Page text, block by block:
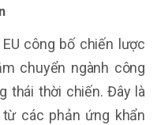
công bố chiến lược
chuyển ngành công
thái thời chiến. Đây là
các phản ứng khẩn